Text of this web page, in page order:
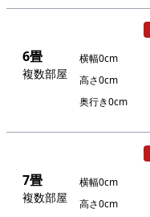
6畳
複数部屋
横幅0cm
高さ0cm
奥行き0cm
7畳
複数部屋
横幅0cm
高さ0cm